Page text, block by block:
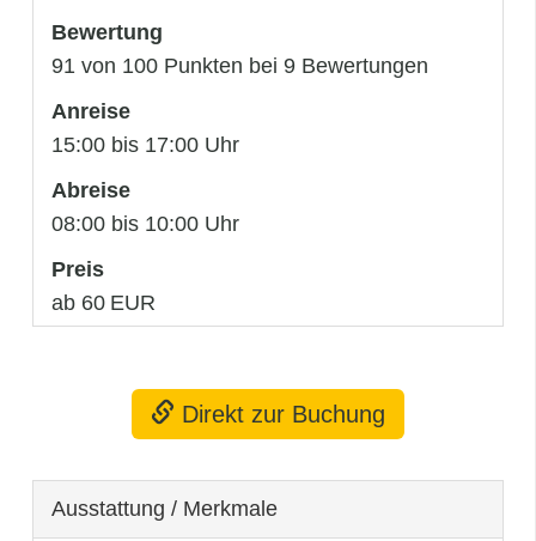
Bewertung
91 von 100 Punkten bei 9 Bewertungen
Anreise
15:00 bis 17:00 Uhr
Abreise
08:00 bis 10:00 Uhr
Preis
ab 60 EUR
Direkt zur Buchung
Ausstattung / Merkmale